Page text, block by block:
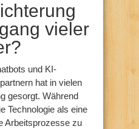
vieler
und KI-
hat in vielen
gesorgt. Während
Technologie als eine
Arbeitsprozesse zu